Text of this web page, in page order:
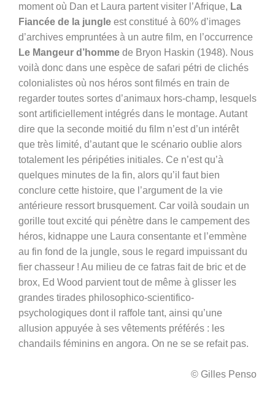
moment où Dan et Laura partent visiter l’Afrique, La
Fiancée de la jungle est constitué à 60% d’images
d’archives empruntées à un autre film, en l’occurrence
Le Mangeur d’homme de Bryon Haskin (1948). Nous
voilà donc dans une espèce de safari pétri de clichés
colonialistes où nos héros sont filmés en train de
regarder toutes sortes d’animaux hors-champ, lesquels
sont artificiellement intégrés dans le montage. Autant
dire que la seconde moitié du film n’est d’un intérêt
que très limité, d’autant que le scénario oublie alors
totalement les péripéties initiales. Ce n’est qu’à
quelques minutes de la fin, alors qu’il faut bien
conclure cette histoire, que l’argument de la vie
antérieure ressort brusquement. Car voilà soudain un
gorille tout excité qui pénètre dans le campement des
héros, kidnappe une Laura consentante et l’emmène
au fin fond de la jungle, sous le regard impuissant du
fier chasseur ! Au milieu de ce fatras fait de bric et de
brox, Ed Wood parvient tout de même à glisser les
grandes tirades philosophico-scientifico-
psychologiques dont il raffole tant, ainsi qu’une
allusion appuyée à ses vêtements préférés : les
chandails féminins en angora. On ne se se refait pas.
© Gilles Penso